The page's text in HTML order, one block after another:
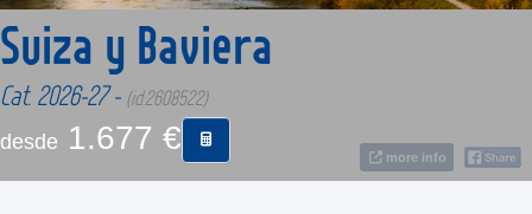
COMPRAR
CONTACTO
more info
Suiza y Baviera
Cat. 2026-27 - (id:2608522)
desde 1.677 €